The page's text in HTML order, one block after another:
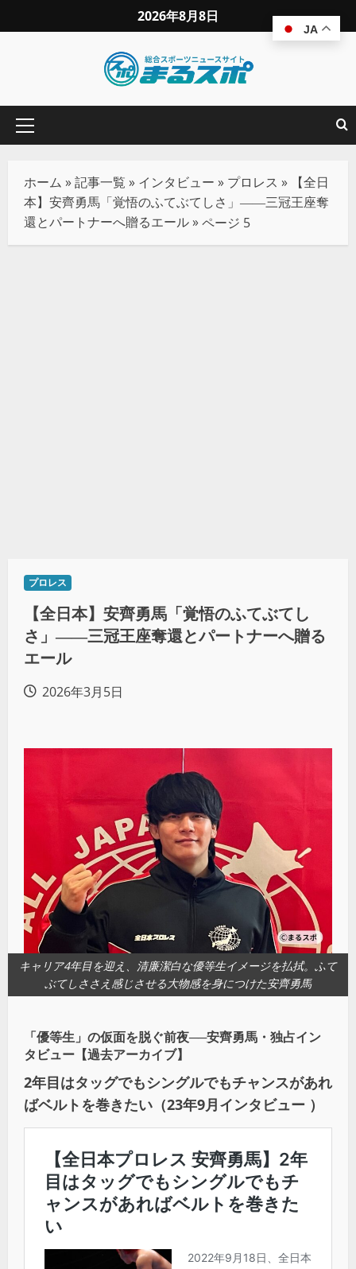
2026年8月8日
ホーム »記事一覧 » インタビュー » プロレス »
【全日
本】安齊勇馬「覚悟のふてぶてしさ」――三冠王座奪
還とパートナーへ贈るエール»ページ 5
プロレス
【全日本】安齊勇馬「覚悟のふてぶてし
さ」――三冠王座奪還とパートナーへ贈る
エール
2026年3月5日
キャリア4年目を迎え、清廉潔白な優等生イメージを払拭。ふて
ぶてしささえ感じさせる大物感を身につけた安齊勇馬
「優等生」の仮面を脱ぐ前夜──安齊勇馬・独占イン
タビュー【過去アーカイブ】
2年目はタッグでもシングルでもチャンスがあれ
ばベルトを巻きたい（23年9月インタビュー ）
JA